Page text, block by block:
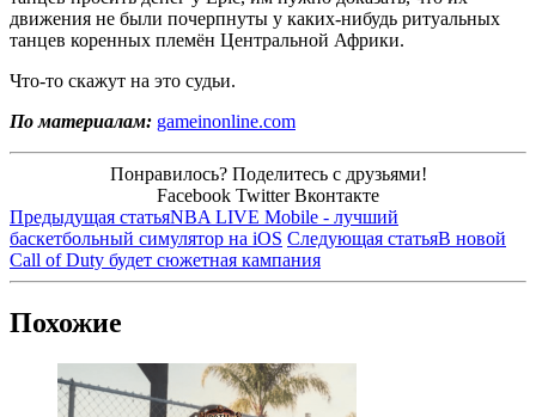
движения не были почерпнуты у каких-нибудь ритуальных
танцев коренных племён Центральной Африки.
Что-то скажут на это судьи.
По материалам: gameinonline.com
Понравилось? Поделитесь с друзьями!
Facebook Twitter Вконтакте
Предыдущая статьяNBA LIVE Mobile - лучший
баскетбольный симулятор на iOS Следующая статьяВ новой
Call of Duty будет сюжетная кампания
Похожие